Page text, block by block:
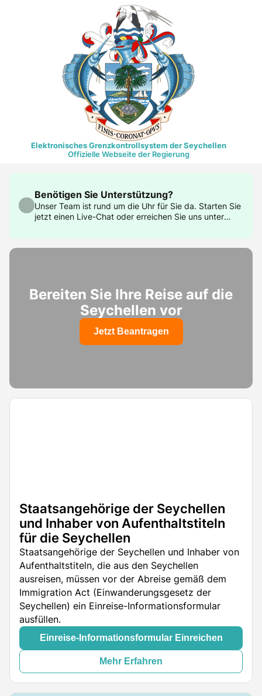
Elektronisches Grenzkontrollsystem der Seychellen
Offizielle Webseite der Regierung
Benötigen Sie Unterstützung?
Unser Team ist rund um die Uhr für Sie da. Starten Sie
jetzt einen Live-Chat oder erreichen Sie uns unter
Bereiten Sie Ihre Reise auf die
Seychellen vor
Jetzt Beantragen
Staatsangehörige der Seychellen
und Inhaber von Aufenthaltstiteln
für die Seychellen
Staatsangehörige der Seychellen und Inhaber von
Aufenthaltstiteln, die aus den Seychellen
ausreisen, müssen vor der Abreise gemäß dem
Immigration Act (Einwanderungsgesetz der
Seychellen) ein Einreise-Informationsformular
ausfüllen.
Einreise-Informationsformular Einreichen
Mehr Erfahren